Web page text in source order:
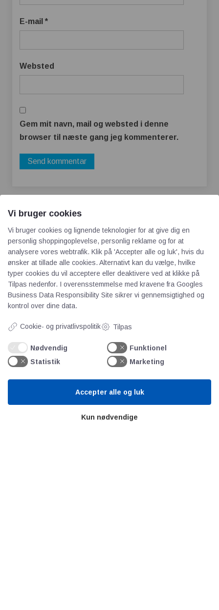
E-mail *
Websted
Gem mit navn, mail og websted i denne
browser til næste gang jeg kommenterer.
AOT
Om os
Priser
Persondata
Videncentre
Vi bruger cookies
Vi bruger cookies og lignende teknologier for at give dig en
personlig shoppingoplevelse, personlig reklame og for at
analysere vores webtrafik. Klik på 'Accepter alle og luk', hvis du
ønsker at tillade alle cookies. Alternativt kan du vælge, hvilke
typer cookies du vil acceptere eller deaktivere ved at klikke på
Tilpas nedenfor. I overensstemmelse med kravene fra Googles
Business Data Responsibility Site sikrer vi gennemsigtighed og
kontrol over dine data.
Cookie- og privatlivspolitik Tilpas
Nødvendig
Funktionel
Statistik
Marketing
Kun nødvendige
Accepter alle og luk